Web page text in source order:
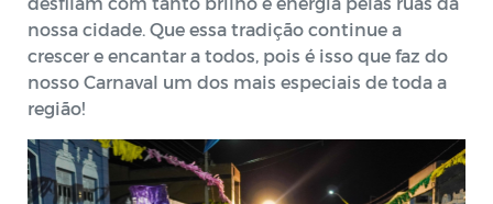
nossa cidade. Que essa tradição continue a
crescer e encantar a todos, pois é isso que faz do
nosso Carnaval um dos mais especiais de toda a
região!